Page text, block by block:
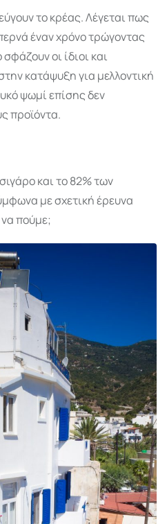
το κρέας. Λέγεται πως
έναν χρόνο τρώγοντας
οι ίδιοι και
κατάψυξη για μελλοντική
ψωμί επίσης δεν
προϊόντα.
και το 82% των
με σχετική έρευνα
πούμε;